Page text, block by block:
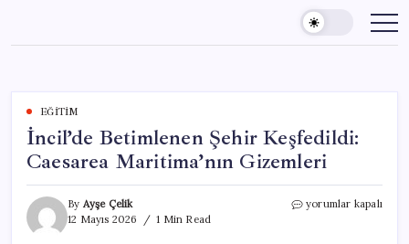
content
EĞITIM
İncil’de Betimlenen Şehir Keşfedildi:
Caesarea Maritima’nın Gizemleri
By Ayşe Çelik
12 Mayıs 2026
1 Min Read
İncil’de
yorumlar kapalı